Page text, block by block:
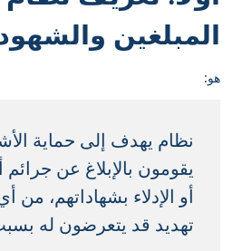
المبلغين
هو:
نظام يهدف إلى حماية
يقومون بالإبلاغ عن
أو الإدلاء بشهاداتهم، من
تهديد قد يتعرضون له